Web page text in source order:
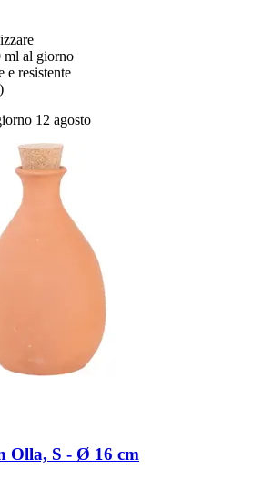
ml al giorno
e resistente
12 agosto
Olla, S -​ Ø 16 cm